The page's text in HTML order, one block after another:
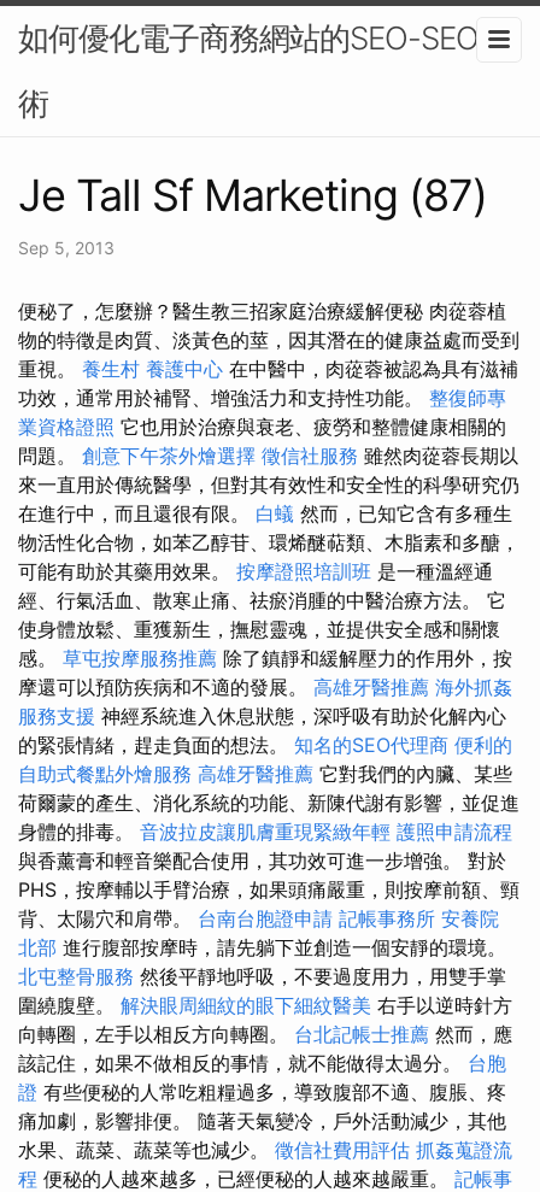
如何優化電子商務網站的SEO-SEO技
術
Je Tall Sf Marketing (87)
Sep 5, 2013
便秘了，怎麼辦？醫生教三招家庭治療緩解便秘 肉蓯蓉植
物的特徵是肉質、淡黃色的莖，因其潛在的健康益處而受到
重視。 養生村 養護中心 在中醫中，肉蓯蓉被認為具有滋補
功效，通常用於補腎、增強活力和支持性功能。 整復師專
業資格證照 它也用於治療與衰老、疲勞和整體健康相關的
問題。 創意下午茶外燴選擇 徵信社服務 雖然肉蓯蓉長期以
來一直用於傳統醫學，但對其有效性和安全性的科學研究仍
在進行中，而且還很有限。 白蟻 然而，已知它含有多種生
物活性化合物，如苯乙醇苷、環烯醚萜類、木脂素和多醣，
可能有助於其藥用效果。 按摩證照培訓班 是一種溫經通
經、行氣活血、散寒止痛、祛瘀消腫的中醫治療方法。 它
使身體放鬆、重獲新生，撫慰靈魂，並提供安全感和關懷
感。 草屯按摩服務推薦 除了鎮靜和緩解壓力的作用外，按
摩還可以預防疾病和不適的發展。 高雄牙醫推薦 海外抓姦
服務支援 神經系統進入休息狀態，深呼吸有助於化解內心
的緊張情緒，趕走負面的想法。 知名的SEO代理商 便利的
自助式餐點外燴服務 高雄牙醫推薦 它對我們的內臟、某些
荷爾蒙的產生、消化系統的功能、新陳代謝有影響，並促進
身體的排毒。 音波拉皮讓肌膚重現緊緻年輕 護照申請流程
與香薰膏和輕音樂配合使用，其功效可進一步增強。 對於
PHS，按摩輔以手臂治療，如果頭痛嚴重，則按摩前額、頸
背、太陽穴和肩帶。 台南台胞證申請 記帳事務所 安養院
北部 進行腹部按摩時，請先躺下並創造一個安靜的環境。
北屯整骨服務 然後平靜地呼吸，不要過度用力，用雙手掌
圍繞腹壁。 解決眼周細紋的眼下細紋醫美 右手以逆時針方
向轉圈，左手以相反方向轉圈。 台北記帳士推薦 然而，應
該記住，如果不做相反的事情，就不能做得太過分。 台胞
證 有些便秘的人常吃粗糧過多，導致腹部不適、腹脹、疼
痛加劇，影響排便。 隨著天氣變冷，戶外活動減少，其他
水果、蔬菜、蔬菜等也減少。 徵信社費用評估 抓姦蒐證流
程 便秘的人越來越多，已經便秘的人越來越嚴重。 記帳事